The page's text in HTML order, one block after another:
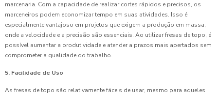
marcenaria. Com a capacidade de realizar cortes rápidos e precisos, os
marceneiros podem economizar tempo em suas atividades. Isso é
especialmente vantajoso em projetos que exigem a produção em massa,
onde a velocidade e a precisão são essenciais. Ao utilizar fresas de topo, é
possível aumentar a produtividade e atender a prazos mais apertados sem
comprometer a qualidade do trabalho.
5. Facilidade de Uso
As fresas de topo são relativamente fáceis de usar, mesmo para aqueles